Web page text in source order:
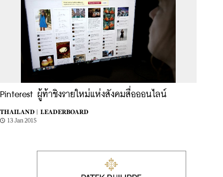
Pinterest ผู้ท้าชิงรายใหม่แห่งสังคมสื่อออนไลน์
THAILAND |
LEADERBOARD
13 Jan 2015